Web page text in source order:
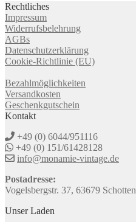
Rechtliches
Impressum
Widerrufsbelehrung
AGBs
Datenschutzerklärung
Cookie-Richtlinie (EU)
Bezahlmöglichkeiten
Versandkosten
Geschenkgutschein
Kontakt
+49 (0) 6044/951116
+49 (0) 151/61428128
info@monamie-vintage.de
Postadresse:
Vogelsbergstr. 37, 63679 Schotten
Unser Laden